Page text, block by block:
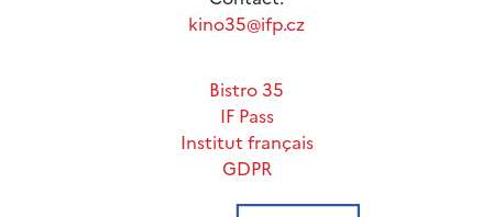
kino35@ifp.cz
Bistro 35
IF Pass
Institut français
GDPR